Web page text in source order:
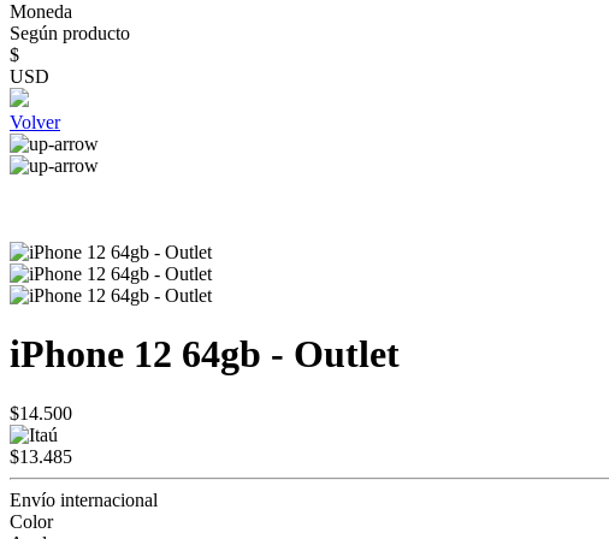
Moneda
Según producto
$
USD
Volver
iPhone 12 64gb - Outlet
$14.500
$13.485
Envío internacional
Color